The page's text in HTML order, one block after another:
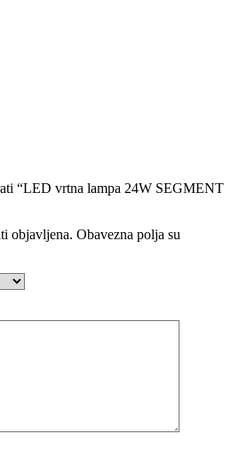
“LED vrtna lampa 24W SEGMENT
objavljena. Obavezna polja su